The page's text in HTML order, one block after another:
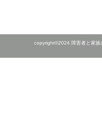
copyright©2024 障害者と家族